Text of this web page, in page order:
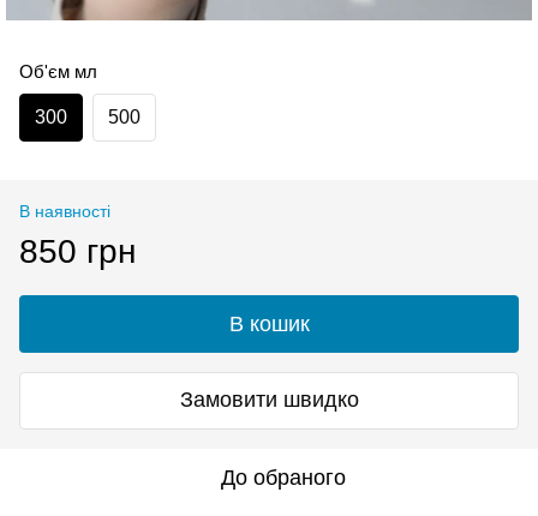
Об'єм мл
300 500
В наявності
850 грн
В кошик
Замовити швидко
До обраного